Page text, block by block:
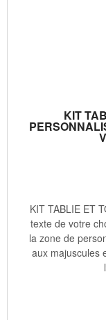
KIT
KIT TABLIE ET
texte de votre
la zone de
aux majuscules